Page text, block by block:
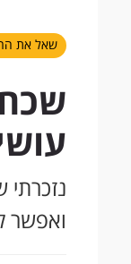
שאל את
ואפשר